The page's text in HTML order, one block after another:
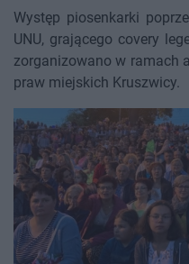
Występ piosenkarki
UNU, grającego covery
zorganizowano w ramach
praw miejskich Kruszwicy.